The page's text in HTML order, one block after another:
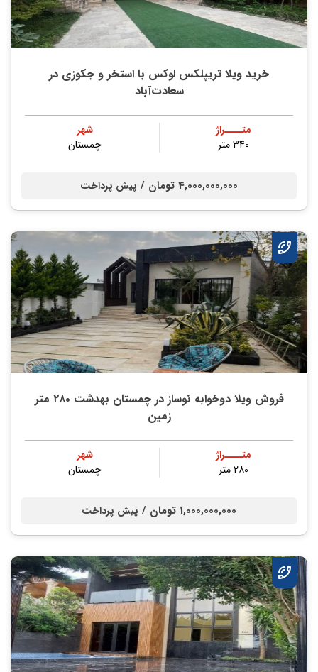
خرید ویلا تریپلکس لوکس با استخر و جکوزی در
سعادت‌آباد
متــــراژ
340 متر
شهر
چمستان
4,000,000,000 تومان / پیش پرداخت
فروش ویلا دوخوابه نوساز در چمستان بهدشت ۲۸۰ متر
زمین
متــــراژ
۲۸۰ متر
شهر
چمستان
1,000,000,000 تومان / پیش پرداخت